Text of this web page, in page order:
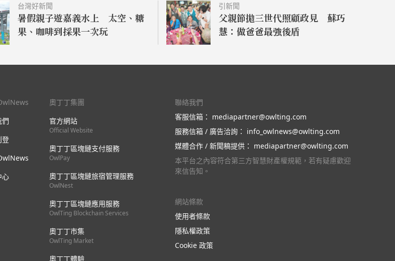
台灣好新聞
暑假親子遊嘉義水上 太空、糖
果、咖啡到採果一次玩
引新聞
父親節拋三世代照顧政見 蘇巧
慧：做爸爸最強後盾
們
登
心
奧丁丁集團
官方網站
Official Website
奧丁丁區塊鏈支付服務
OwlPay
奧丁丁區塊鏈旅宿管理服務
OwlNest
奧丁丁區塊鏈應用服務
OwlTing Blockchain Services
奧丁丁市集
OwlTing Market
奧丁丁體驗
聯絡我們
客服信箱： mediapartner@owlting.com
服務信箱 / 廣告洽詢： info_owlnews@owlting.com
媒體合作 / 新聞稿提供： mediapartner@owlting.com
本平台之內容符合第三方智慧財產權規範，若有疑慮歡迎
來信告知。
網站條款
使用者條款
隱私權政策
Cookie 政策